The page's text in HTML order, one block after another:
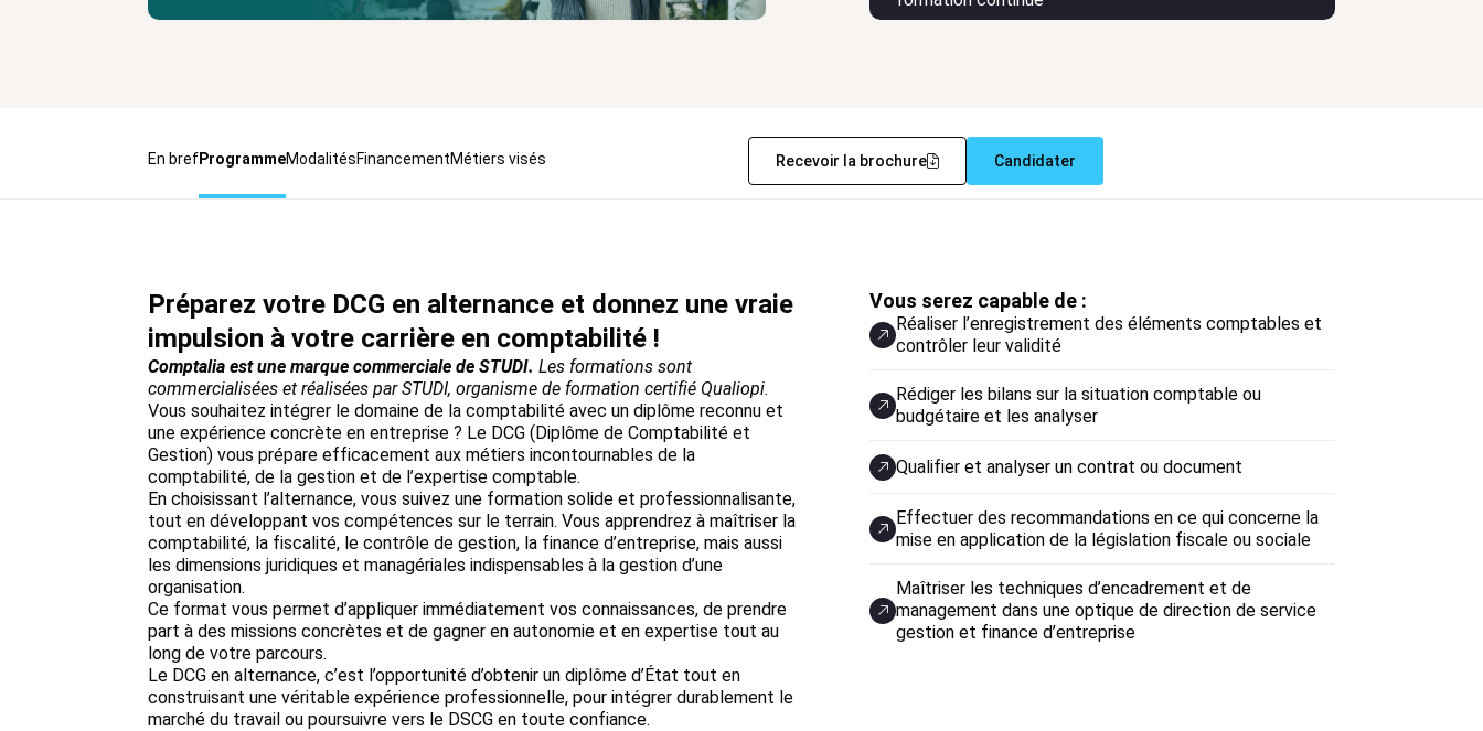
En brefProgrammeModalitésFinancementMétiers visés Recevoir la brochure Candidater
Préparez votre DCG en alternance et donnez une vraie
impulsion à votre carrière en comptabilité !
Comptalia est une marque commerciale de STUDI. Les formations sont
commercialisées et réalisées par STUDI, organisme de formation certifié Qualiopi.
Vous souhaitez intégrer le domaine de la comptabilité avec un diplôme reconnu et
une expérience concrète en entreprise ? Le DCG (Diplôme de Comptabilité et
Gestion) vous prépare efficacement aux métiers incontournables de la
comptabilité, de la gestion et de l’expertise comptable.
En choisissant l’alternance, vous suivez une formation solide et professionnalisante,
tout en développant vos compétences sur le terrain. Vous apprendrez à maîtriser la
comptabilité, la fiscalité, le contrôle de gestion, la finance d’entreprise, mais aussi
les dimensions juridiques et managériales indispensables à la gestion d’une
organisation.
Ce format vous permet d’appliquer immédiatement vos connaissances, de prendre
part à des missions concrètes et de gagner en autonomie et en expertise tout au
long de votre parcours.
Le DCG en alternance, c’est l’opportunité d’obtenir un diplôme d’État tout en
construisant une véritable expérience professionnelle, pour intégrer durablement le
marché du travail ou poursuivre vers le DSCG en toute confiance.
Vous serez capable de :
Réaliser l’enregistrement des éléments comptables et
contrôler leur validité
Rédiger les bilans sur la situation comptable ou
budgétaire et les analyser
Qualifier et analyser un contrat ou document
Effectuer des recommandations en ce qui concerne la
mise en application de la législation fiscale ou sociale
Maîtriser les techniques d’encadrement et de
management dans une optique de direction de service
gestion et finance d’entreprise